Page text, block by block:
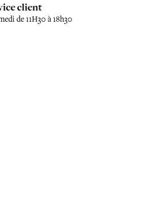
client
de 11H30 à 18h30